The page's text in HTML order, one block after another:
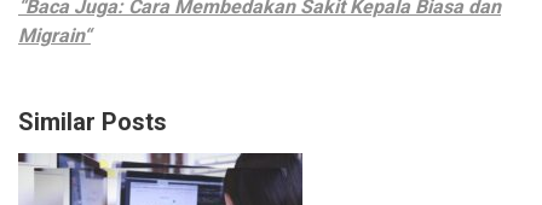
“Baca Juga: Cara Membedakan Sakit Kepala Biasa dan
Migrain“
Similar Posts